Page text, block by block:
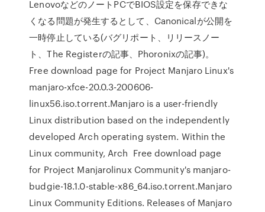
LenovoなどのノートPCでBIOS設定を保存できな
くなる問題が発生するとして、Canonicalが公開を
一時停止している(バグリポート、リリースノー
ト、The Registerの記事、Phoronixの記事)。
Free download page for Project Manjaro Linux's
manjaro-xfce-20.0.3-200606-
linux56.iso.torrent.Manjaro is a user-friendly
Linux distribution based on the independently
developed Arch operating system. Within the
Linux community, Arch Free download page
for Project Manjarolinux Community's manjaro-
budgie-18.1.0-stable-x86_64.iso.torrent.Manjaro
Linux Community Editions. Releases of Manjaro